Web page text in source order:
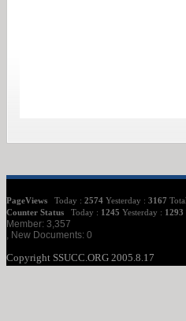
PageViews Today : 2574 Yesterday : 3167
Counter Status Today : 1245 Yesterday : 1293
Member: 3,357
, New Documents: 0
Copyright SSUCC.ORG 2005.8.17